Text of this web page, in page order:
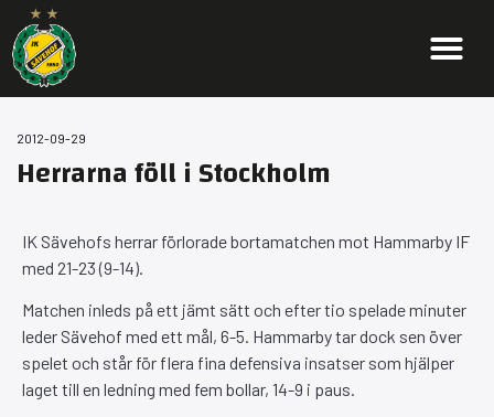
2012-09-29
Herrarna föll i Stockholm
IK Sävehofs herrar förlorade bortamatchen mot Hammarby IF
med 21-23 (9-14).
Matchen inleds på ett jämt sätt och efter tio spelade minuter
leder Sävehof med ett mål, 6-5. Hammarby tar dock sen över
spelet och står för flera fina defensiva insatser som hjälper
laget till en ledning med fem bollar, 14-9 i paus.